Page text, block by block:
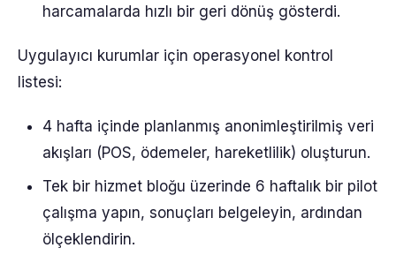
harcamalarda hızlı bir geri dönüş gösterdi.
Uygulayıcı kurumlar için operasyonel kontrol
listesi:
4 hafta içinde planlanmış anonimleştirilmiş veri
akışları (POS, ödemeler, hareketlilik) oluşturun.
Tek bir hizmet bloğu üzerinde 6 haftalık bir pilot
çalışma yapın, sonuçları belgeleyin, ardından
ölçeklendirin.